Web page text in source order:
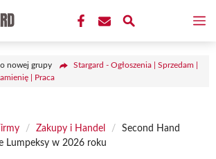
nowej grupy
Stargard - Ogłoszenia | Sprzedam |
| Praca
/ Zakupy i Handel /
Second Hand
Lumpeksy w 2026 roku